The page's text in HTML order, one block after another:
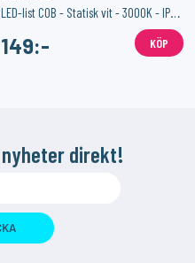
LED-list COB - Statisk vit - 3000K - IP20 - 24V - 528 LED/m
149:- KÖP
direkt!